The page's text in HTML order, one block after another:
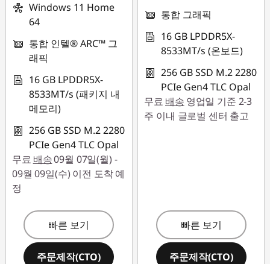
Windows 11 Home
64
통합 인텔® ARC™ 그
래픽
16 GB LPDDR5X-
8533MT/s (패키지 내
메모리)
256 GB SSD M.2 2280
PCIe Gen4 TLC Opal
무료 배송09월 07일(월) -
09월 09일(수) 이전 도착 예
정
빠른 보기
주문제작(CTO)
통합 그래픽
16 GB LPDDR5X-
8533MT/s (온보드)
256 GB SSD M.2 2280
PCIe Gen4 TLC Opal
무료 배송 영업일 기준 2-3
주 이내 글로벌 센터 출고
빠른 보기
주문제작(CTO)